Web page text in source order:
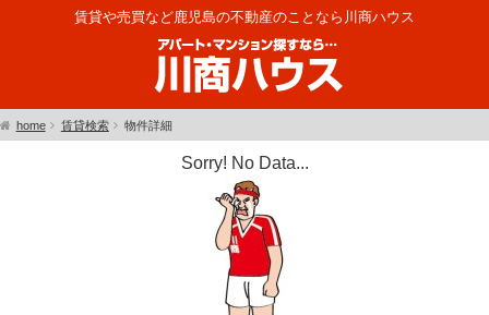
賃貸や売買など鹿児島の不動産のことなら川商ハウス
home 賃貸検索 物件詳細
Sorry! No Data...